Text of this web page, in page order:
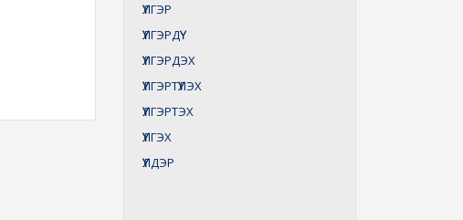
ҮҮЛГЭР
ҮҮЛГЭРДҮҮ
ҮҮЛГЭРДЭХ
ҮҮЛГЭРТҮҮЛЭХ
ҮҮЛГЭРТЭХ
ҮҮЛГЭХ
ҮҮЛДЭР